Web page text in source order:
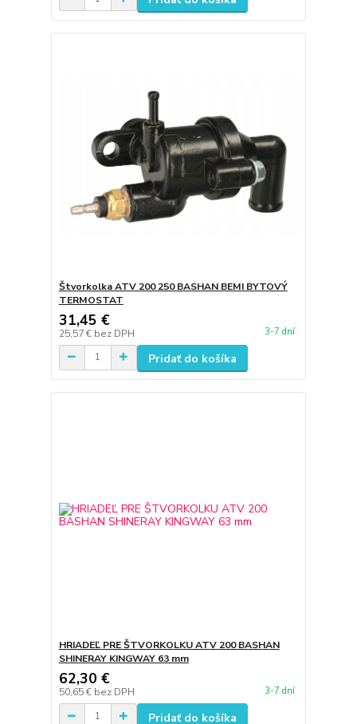
Štvorkolka ATV 200 250 BASHAN BEMI BYTOVÝ
TERMOSTAT
31,45 €
25,57 € bez DPH 3-7 dní
Pridať do košíka
HRIADEĽ PRE ŠTVORKOLKU ATV 200 BASHAN
SHINERAY KINGWAY 63 mm
62,30 €
50,65 € bez DPH 3-7 dní
Pridať do košíka